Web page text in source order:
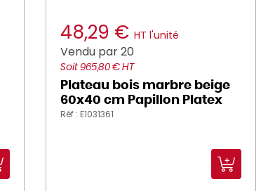
48,29 € HT l'unité
Vendu par 20
Soit 965,80 € HT
Plateau bois marbre beige
60x40 cm Papillon Platex
Réf : E1031361